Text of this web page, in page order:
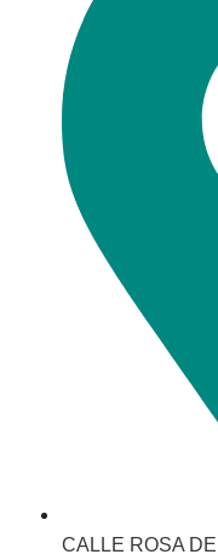
CALLE ROSA